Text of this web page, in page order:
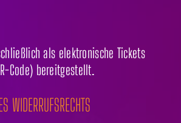
als elektronische Tickets
Code) bereitgestellt.
WIDERRUFSRECHTS